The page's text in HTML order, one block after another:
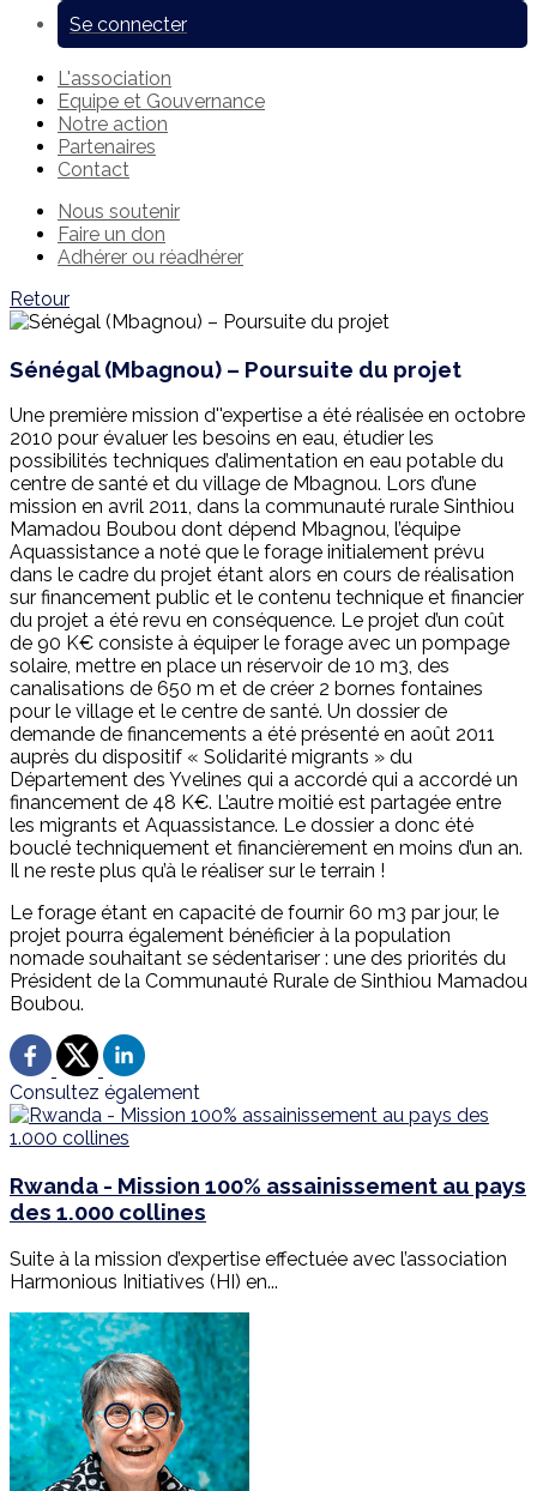
Se connecter
L'association
Equipe et Gouvernance
Notre action
Partenaires
Contact
Nous soutenir
Faire un don
Adhérer ou réadhérer
Retour
Sénégal (Mbagnou) – Poursuite du projet
Une première mission d''expertise a été réalisée en octobre
2010 pour évaluer les besoins en eau, étudier les
possibilités techniques d’alimentation en eau potable du
centre de santé et du village de Mbagnou. Lors d’une
mission en avril 2011, dans la communauté rurale Sinthiou
Mamadou Boubou dont dépend Mbagnou, l’équipe
Aquassistance a noté que le forage initialement prévu
dans le cadre du projet étant alors en cours de réalisation
sur financement public et le contenu technique et financier
du projet a été revu en conséquence. Le projet d’un coût
de 90 K€ consiste à équiper le forage avec un pompage
solaire, mettre en place un réservoir de 10 m3, des
canalisations de 650 m et de créer 2 bornes fontaines
pour le village et le centre de santé. Un dossier de
demande de financements a été présenté en août 2011
auprès du dispositif « Solidarité migrants » du
Département des Yvelines qui a accordé qui a accordé un
financement de 48 K€. L’autre moitié est partagée entre
les migrants et Aquassistance. Le dossier a donc été
bouclé techniquement et financièrement en moins d’un an.
Il ne reste plus qu’à le réaliser sur le terrain !
Le forage étant en capacité de fournir 60 m3 par jour, le
projet pourra également bénéficier à la population
nomade souhaitant se sédentariser : une des priorités du
Président de la Communauté Rurale de Sinthiou Mamadou
Boubou.
Consultez également
Rwanda - Mission 100% assainissement au pays
des 1.000 collines
Suite à la mission d’expertise effectuée avec l’association
Harmonious Initiatives (HI) en...